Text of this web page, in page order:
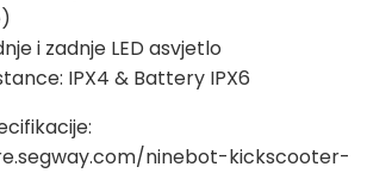
i zadnje LED asvjetlo
IPX4 & Battery IPX6
ninebot-kickscooter-